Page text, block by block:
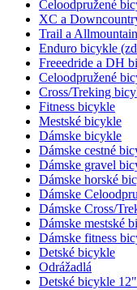
Celoodpružené
XC a
Trail a
Enduro bicykle
Freeedride a DH
Celoodpružené
Cross/Treking
Fitness bicykle
Mestské bicykle
Dámske bicykle
Dámske cestné
Dámske gravel
Dámske horské
Dámske
Dámske Cross/
Dámske mestské
Dámske fitness
Detské bicykle
Odrážadlá
Detské bicykle 12"